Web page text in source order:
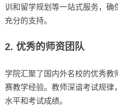
训和留学规划等一站式服务，确
充分的支持。
2. 优秀的师资团队
学院汇聚了国内外名校的优秀教
赛教学经验。教师深谙考试规律
水平和考试成绩。